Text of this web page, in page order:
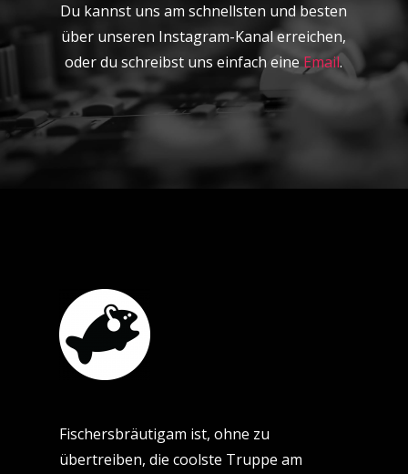
Du kannst uns am schnellsten und besten
über unseren Instagram-Kanal erreichen,
oder du schreibst uns einfach eine Email.
Fischersbräutigam ist, ohne zu
übertreiben, die coolste Truppe am